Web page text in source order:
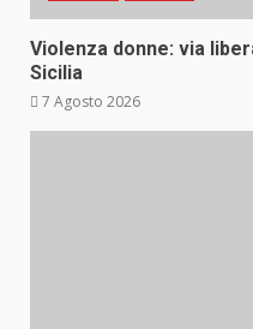
Violenza donne: via
Sicilia
7 Agosto 2026